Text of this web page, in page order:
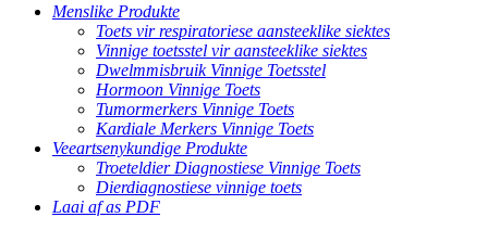
Menslike Produkte
Toets vir respiratoriese aansteeklike siektes
Vinnige toetsstel vir aansteeklike siektes
Dwelmmisbruik Vinnige Toetsstel
Hormoon Vinnige Toets
Tumormerkers Vinnige Toets
Kardiale Merkers Vinnige Toets
Veeartsenykundige Produkte
Troeteldier Diagnostiese Vinnige Toets
Dierdiagnostiese vinnige toets
Laai af as PDF